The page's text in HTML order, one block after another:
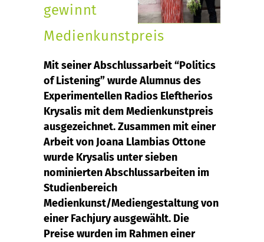
gewinnt
Medienkunstpreis
Mit seiner Abschlussarbeit “Politics
of Listening” wurde Alumnus des
Experimentellen Radios Eleftherios
Krysalis mit dem Medienkunstpreis
ausgezeichnet. Zusammen mit einer
Arbeit von Joana Llambias Ottone
wurde Krysalis unter sieben
nominierten Abschlussarbeiten im
Studienbereich
Medienkunst/Mediengestaltung von
einer Fachjury ausgewählt. Die
Preise wurden im Rahmen einer